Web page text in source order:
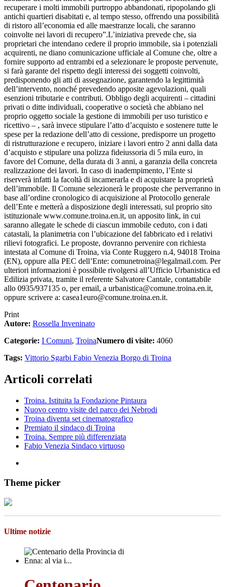
recuperare i molti immobili purtroppo abbandonati, ripopolando gli
antichi quartieri disabitati e, al tempo stesso, offrendo una possibilità
di ristoro all’economia ed alle maestranze locali, che saranno
coinvolte nei lavori di recupero”.L’iniziativa prevede che, sia
proprietari che intendano cedere il proprio immobile, sia i potenziali
acquirenti, ne diano comunicazione ufficiale al Comune che, oltre a
fornire supporto ad entrambi ed a selezionare le proposte pervenute,
si farà garante del rispetto degli interessi dei soggetti coinvolti,
predisponendo gli atti di assegnazione, garantendo la legittimità
dell’intervento, nonché prevedendo apposite agevolazioni, quali
esenzioni tributarie e contributi. Obbligo degli acquirenti – cittadini
privati o ditte individuali, cooperative o società che abbiano nel
proprio oggetto sociale la gestione di immobili per uso turistico e
ricettivo – , sarà invece stipulare l’atto d’acquisto e sostenere tutte le
spese per la redazione dell’atto di cessione, predisporre un progetto
di ristrutturazione e recupero, iniziare i lavori entro 2 anni dalla data
d’acquisto e stipulare una polizza fideiussoria di 5 mila euro, in
favore del Comune, della durata di 3 anni, a garanzia della concreta
realizzazione dei lavori. In caso di inadempimento, l’Ente si
riserverà infatti la facoltà di incamerarla e di acquistare la proprietà
dell’immobile. Il Comune selezionerà le proposte che perverranno in
base all’ordine cronologico di acquisizione al Protocollo generale
dell’Ente e metterà a disposizione degli interessati, sul proprio sito
istituzionale www.comune.troina.en.it, un apposito link, in cui
saranno allegate le schede di ciascun immobile ceduto, con i dati
catastali, la planimetria con l’ubicazione del fabbricato ed i relativi
rilievi fotografici. Le proposte, dovranno pervenire con richiesta
intestata al Comune di Troina, via Conte Ruggero n.4, 94018 Troina
(EN), oppure alla PEC dell’Ente: comunetroina@legalmail.com. Per
ulteriori informazioni è possibile rivolgersi all’Ufficio Urbanistica ed
Edilizia privata, tramite il referente Salvatore Cantale, contattabile
allo 0935/937135 o, per email, a urbanistica@comune.troina.en.it,
oppure scrivere a: casea1euro@comune.troina.en.it.
Print
Autore: Rossella Inveninato
Categorie: I Comuni, TroinaNumero di visite: 4060
Tags: Vittorio Sgarbi Fabio Venezia Borgo di Troina
Articoli correlati
Troina. Istituita la Fondazione Pintaura
Nuovo centro visite del parco dei Nebrodi
Troina diventa set cinematografico
Premiato il sindaco di Troina
Troina. Sempre più differenziata
Fabio Venezia Sindaco virtuoso
Theme picker
Ultime notizie